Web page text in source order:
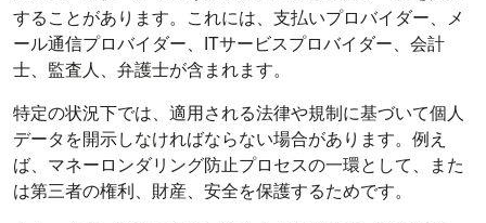
することがあります。これには、支払いプロバイダー、メ
ール通信プロバイダー、ITサービスプロバイダー、会計
士、監査人、弁護士が含まれます。
特定の状況下では、適用される法律や規制に基づいて個人
データを開示しなければならない場合があります。例え
ば、マネーロンダリング防止プロセスの一環として、また
は第三者の権利、財産、安全を保護するためです。